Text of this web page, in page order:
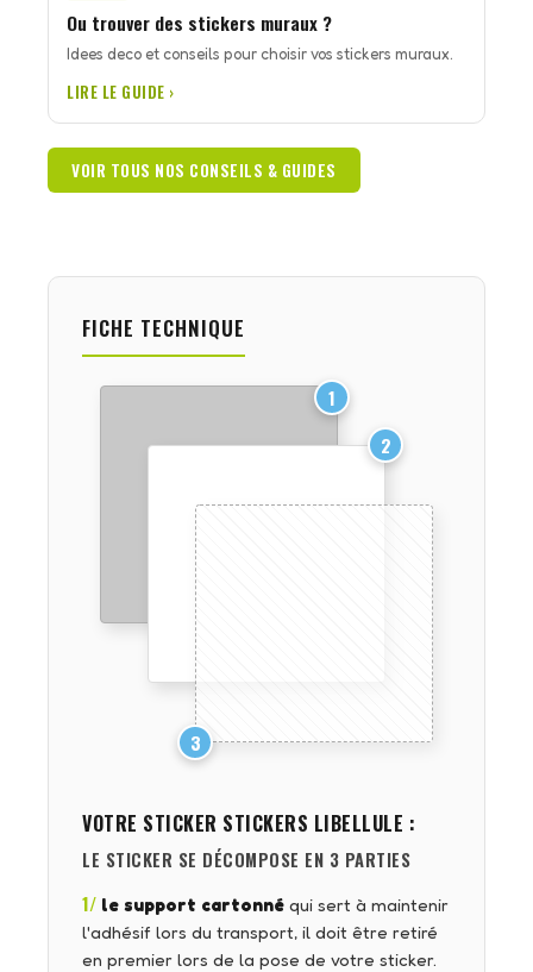
Ou trouver des stickers muraux ?
Idees deco et conseils pour choisir vos stickers muraux.
LIRE LE GUIDE ›
VOIR TOUS NOS CONSEILS & GUIDES
FICHE TECHNIQUE
1
2
3
VOTRE STICKER STICKERS LIBELLULE :
LE STICKER SE DÉCOMPOSE EN 3 PARTIES
1/ le support cartonné qui sert à maintenir
l'adhésif lors du transport, il doit être retiré
en premier lors de la pose de votre sticker.